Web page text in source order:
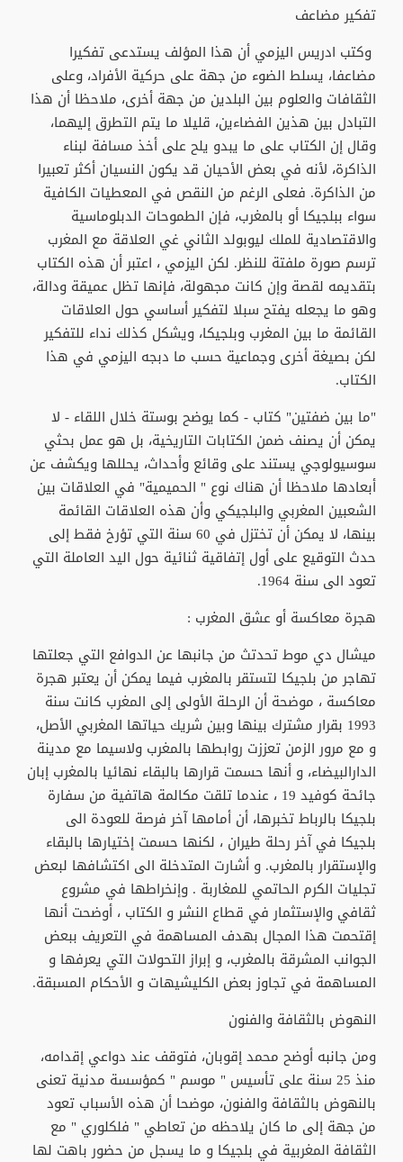
تفكير مضاعف
وكتب ادريس اليزمي أن هذا المؤلف يستدعى تفكيرا
مضاعفا، يسلط الضوء من جهة على حركية الأفراد، وعلى
الثقافات والعلوم بين البلدين من جهة أخرى، ملاحظا أن هذا
التبادل بين هذين الفضاءين، قليلا ما يتم التطرق إليهما،
وقال إن الكتاب على ما يبدو يلح على أخذ مسافة لبناء
الذاكرة، لأنه في بعض الأحيان قد يكون النسيان أكثر تعبيرا
من الذاكرة. فعلى الرغم من النقص في المعطيات الكافية
سواء ببلجيكا أو بالمغرب، فإن الطموحات الدبلوماسية
والاقتصادية للملك ليوبولد الثاني غي العلاقة مع المغرب
ترسم صورة ملفتة للنظر. لكن اليزمي ، اعتبر أن هذه الكتاب
بتقديمه لقصة وإن كانت مجهولة، فإنها تظل عميقة ودالة،
وهو ما يجعله يفتح سبلا لتفكير أساسي حول العلاقات
القائمة ما بين المغرب وبلجيكا، ويشكل كذلك نداء للتفكير
لكن بصيغة أخرى وجماعية حسب ما دبجه اليزمي في هذا
الكتاب.
"ما بين ضفتين" كتاب - كما يوضح بوستة خلال اللقاء - لا
يمكن أن يصنف ضمن الكتابات التاريخية، بل هو عمل بحثي
سوسيولوجي يستند على وقائع وأحداث، يحللها ويكشف عن
أبعادها ملاحظا أن هناك نوع " الحميمية" في العلاقات بين
الشعبين المغربي والبلجيكي وأن هذه العلاقات القائمة
بينها، لا يمكن أن تختزل في 60 سنة التي تؤرخ فقط إلى
حدث التوقيع على أول إتفاقية ثنائية حول اليد العاملة التي
تعود الى سنة 1964.
هجرة معاكسة أو عشق المغرب :
ميشال دي موط تحدتث من جانبها عن الدوافع التي جعلتها
تهاجر من بلجيكا لتستقر بالمغرب فيما يمكن أن يعتبر هجرة
معاكسة ، موضحة أن الرحلة الأولى إلى المغرب كانت سنة
1993 بقرار مشترك بينها وبين شريك حياتها المغربي الأصل،
و مع مرور الزمن تعززت روابطها بالمغرب ولاسيما مع مدينة
الدارالبيضاء، و أنها حسمت قرارها بالبقاء نهائيا بالمغرب إبان
جائحة كوفيد 19 ، عندما تلقت مكالمة هاتفية من سفارة
بلجيكا بالرباط تخبرها، أن أمامها آخر فرصة للعودة الى
بلجيكا في آخر رحلة طيران ، لكنها حسمت إختيارها بالبقاء
والإستقرار بالمغرب. و أشارت المتدخلة الى اكتشافها لبعض
تجليات الكرم الحاتمي للمغاربة . وإنخراطها في مشروع
ثقافي والإستثمار في قطاع النشر و الكتاب ، أوضحت أنها
إقتحمت هذا المجال بهدف المساهمة في التعريف ببعض
الجوانب المشرقة بالمغرب، و إبراز التحولات التي يعرفها و
المساهمة في تجاوز بعض الكليشيهات و الأحكام المسبقة.
النهوض بالثقافة والفنون
ومن جانبه أوضح محمد إقوبان، فتوقف عند دواعي إقدامه،
منذ 25 سنة على تأسيس " موسم " كمؤسسة مدنية تعنى
بالنهوض بالثقافة والفنون، موضحا أن هذه الأسباب تعود
من جهة إلى ما كان يلاحظه من تعاطي " فلكلوري " مع
الثقافة المغربية في بلجيكا و ما يسجل من حضور باهت لها